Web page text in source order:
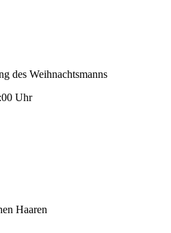
des Weihnachtsmanns
Uhr
Haaren